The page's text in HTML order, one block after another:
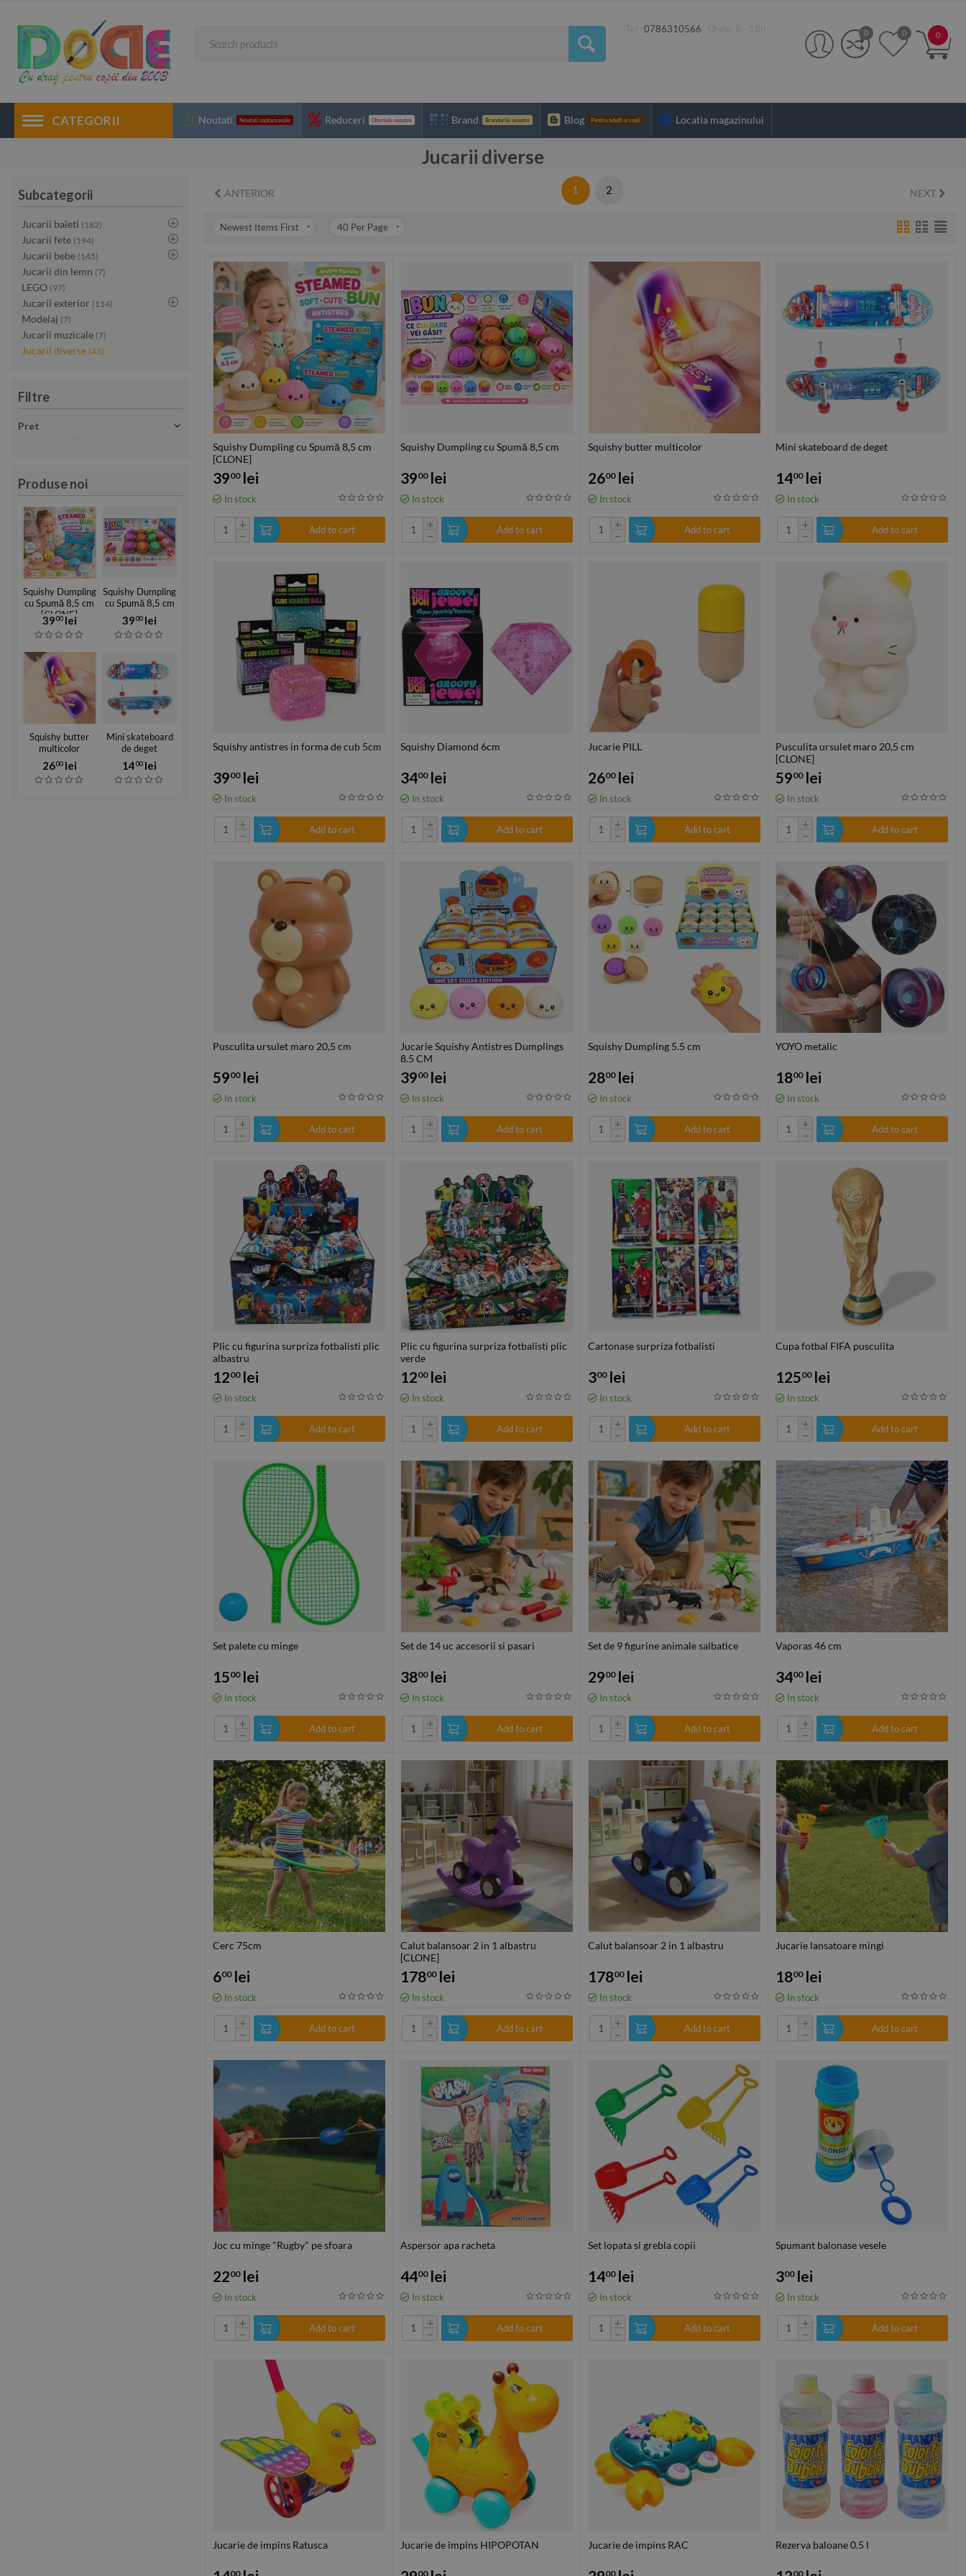
Tel :0786310566
0
0 0
CATEGORII Noutati Noutati saptamanale Reduceri Ofertele noastre Brand Brandurile noastre Blog Pentru adulti si copii Locatia magazinului
Jucarii diverse
Subcategorii
Jucarii baieti (182)
Jucarii fete (194)
Jucarii bebe (145)
Jucarii din lemn (7)
LEGO (97)
Jucarii exterior (114)
Modelaj (7)
Jucarii muzicale (7)
Jucarii diverse (43)
Filtre
Pret
Produse noi
Squishy Dumpling
cu Spumă 8,5 cm
[CLONE]
3900 lei
Squishy Dumpling
cu Spumă 8,5 cm
3900 lei
Squishy butter
multicolor
2600 lei
Mini skateboard
de deget
1400 lei
ANTERIOR 1 2 NEXT
Newest Items First 40 Per Page
Squishy Dumpling cu Spumă 8,5 cm
[CLONE]
3900 lei
In stock
+
−
Add to cart
Squishy Dumpling cu Spumă 8,5 cm
3900 lei
In stock
+
−
Add to cart
Squishy butter multicolor
2600 lei
In stock
+
−
Add to cart
Mini skateboard de deget
1400 lei
In stock
+
−
Add to cart
Squishy antistres in forma de cub 5cm
3900 lei
In stock
+
−
Add to cart
Squishy Diamond 6cm
3400 lei
In stock
+
−
Add to cart
Jucarie PILL
2600 lei
In stock
+
−
Add to cart
Pusculita ursulet maro 20,5 cm
[CLONE]
5900 lei
In stock
+
−
Add to cart
Pusculita ursulet maro 20,5 cm
5900 lei
In stock
+
−
Add to cart
Jucarie Squishy Antistres Dumplings
8.5 CM
3900 lei
In stock
+
−
Add to cart
Squishy Dumpling 5.5 cm
2800 lei
In stock
+
−
Add to cart
YOYO metalic
1800 lei
In stock
+
−
Add to cart
Plic cu figurina surpriza fotbalisti plic
albastru
1200 lei
In stock
+
−
Add to cart
Plic cu figurina surpriza fotbalisti plic
verde
1200 lei
In stock
+
−
Add to cart
Cartonase surpriza fotbalisti
300 lei
In stock
+
−
Add to cart
Cupa fotbal FIFA pusculita
12500 lei
In stock
+
−
Add to cart
Set palete cu minge
1500 lei
In stock
+
−
Add to cart
Set de 14 uc accesorii si pasari
3800 lei
In stock
+
−
Add to cart
Set de 9 figurine animale salbatice
2900 lei
In stock
+
−
Add to cart
Vaporas 46 cm
3400 lei
In stock
+
−
Add to cart
Cerc 75cm
600 lei
In stock
+
−
Add to cart
Calut balansoar 2 in 1 albastru
[CLONE]
17800 lei
In stock
+
−
Add to cart
Calut balansoar 2 in 1 albastru
17800 lei
In stock
+
−
Add to cart
Jucarie lansatoare mingi
1800 lei
In stock
+
−
Add to cart
Joc cu minge "Rugby" pe sfoara
2200 lei
In stock
+
−
Add to cart
Aspersor apa racheta
4400 lei
In stock
+
−
Add to cart
Set lopata si grebla copii
1400 lei
In stock
+
−
Add to cart
Spumant balonase vesele
300 lei
In stock
+
−
Add to cart
Jucarie de impins Ratusca
00
Jucarie de impins HIPOPOTAN
00
Jucarie de impins RAC
00
Rezerva baloane 0.5 l
00